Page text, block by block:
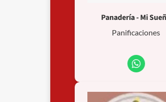
Panadería - Mi
Panificaciones